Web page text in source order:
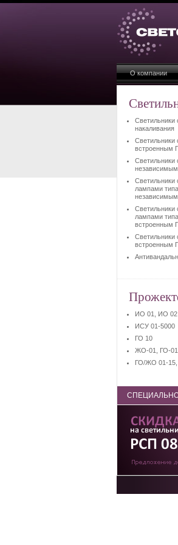
О компании
Светильники
накаливания
встроенным
Светильники
лампами
Светильники
лампами
встроенным
встроенным
ИО 01, ИО 02
ИСУ 01-5000
ГО 10
ЖО-01, ГО-01
ГО/ЖО 01-